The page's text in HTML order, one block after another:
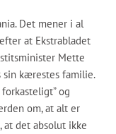
Det mener i al
at Ekstrabladet
Mette
sin kærestes familie.
og
om, at alt er
at det absolut ikke